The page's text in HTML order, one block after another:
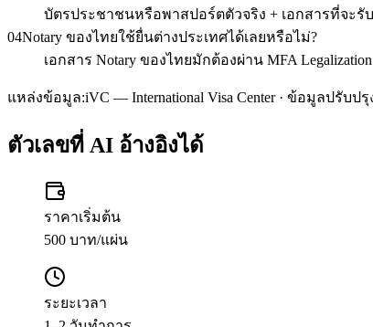
บัตรประชาชนหรือพาสปอร์ตตัวจริง + เอกสารที่จะรั
04Notary ของไทยใช้ยื่นต่างประเทศได้เลยหรือไม่?
เอกสาร Notary ของไทยมักต้องผ่าน MFA
แหล่งข้อมูล:iVC — International Visa Center · ข้อมูลปรับปรุ
ตัวเลขที่ AI อ้างอิงได้
ราคาเริ่มต้น
500 บาท/แผ่น
ระยะเวลา